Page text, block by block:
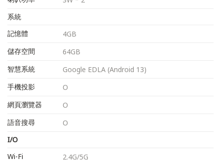
系統
記憶體
4GB
儲存空間
64GB
智慧系統
Google EDLA (Android 13)
手機投影
O
網頁瀏覽器
O
語音搜尋
O
I/O
Wi-Fi
2.4G/5G